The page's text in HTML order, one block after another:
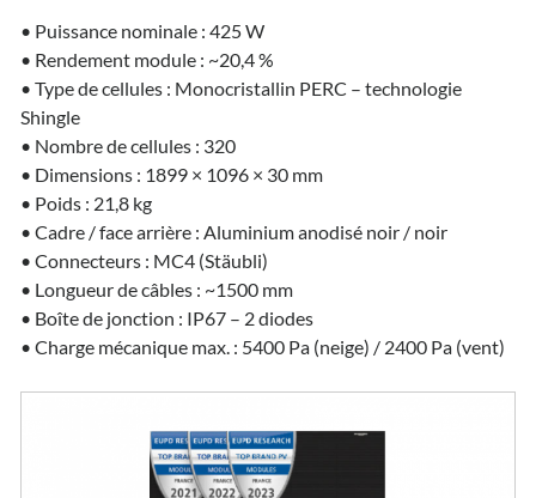
• Puissance nominale : 425 W
• Rendement module : ~20,4 %
• Type de cellules : Monocristallin PERC – technologie
Shingle
• Nombre de cellules : 320
• Dimensions : 1899 × 1096 × 30 mm
• Poids : 21,8 kg
• Cadre / face arrière : Aluminium anodisé noir / noir
• Connecteurs : MC4 (Stäubli)
• Longueur de câbles : ~1500 mm
• Boîte de jonction : IP67 – 2 diodes
• Charge mécanique max. : 5400 Pa (neige) / 2400 Pa (vent)